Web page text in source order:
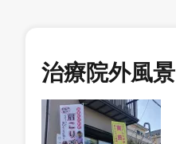
治療院外風景